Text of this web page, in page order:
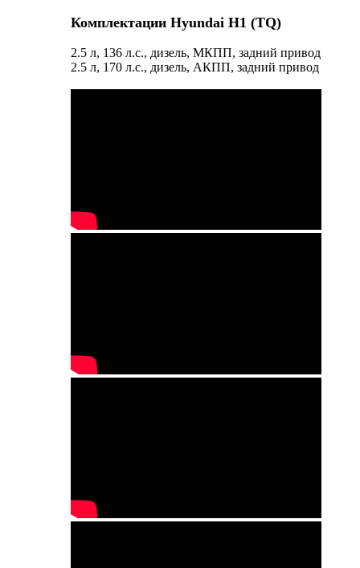
Комплектации Hyundai H1 (TQ)
2.5 л, 136 л.с., дизель, МКПП, задний привод
2.5 л, 170 л.с., дизель, АКПП, задний привод